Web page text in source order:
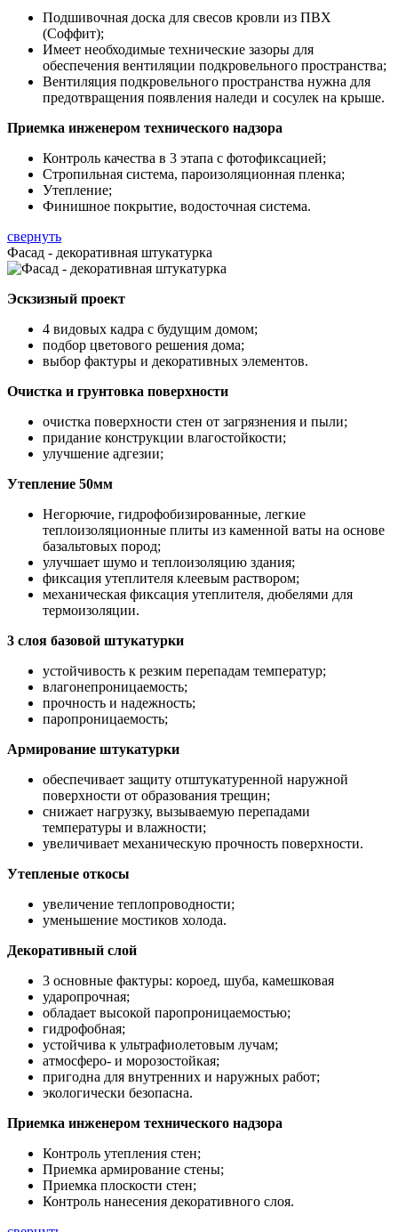
Подшивочная доска для свесов кровли из ПВХ
(Соффит);
Имеет необходимые технические зазоры для
обеспечения вентиляции подкровельного пространства;
Вентиляция подкровельного пространства нужна для
предотвращения появления наледи и сосулек на крыше.
Приемка инженером технического надзора
Контроль качества в 3 этапа с фотофиксацией;
Стропильная система, пароизоляционная пленка;
Утепление;
Финишное покрытие, водосточная система.
свернуть
Фасад - декоративная штукатурка
Эскзизный проект
4 видовых кадра с будущим домом;
подбор цветового решения дома;
выбор фактуры и декоративных элементов.
Очистка и грунтовка поверхности
очистка поверхности стен от загрязнения и пыли;
придание конструкции влагостойкости;
улучшение адгезии;
Утепление 50мм
Негорючие, гидрофобизированные, легкие
теплоизоляционные плиты из каменной ваты на основе
базальтовых пород;
улучшает шумо и теплоизоляцию здания;
фиксация утеплителя клеевым раствором;
механическая фиксация утеплителя, дюбелями для
термоизоляции.
3 слоя базовой штукатурки
устойчивость к резким перепадам температур;
влагонепроницаемость;
прочность и надежность;
паропроницаемость;
Армирование штукатурки
обеспечивает защиту отштукатуренной наружной
поверхности от образования трещин;
снижает нагрузку, вызываемую перепадами
температуры и влажности;
увеличивает механическую прочность поверхности.
Утепленые откосы
увеличение теплопроводности;
уменьшение мостиков холода.
Декоративный слой
3 основные фактуры: короед, шуба, камешковая
ударопрочная;
обладает высокой паропроницаемостью;
гидрофобная;
устойчива к ультрафиолетовым лучам;
атмосферо- и морозостойкая;
пригодна для внутренних и наружных работ;
экологически безопасна.
Приемка инженером технического надзора
Контроль утепления стен;
Приемка армирование стены;
Приемка плоскости стен;
Контроль нанесения декоративного слоя.